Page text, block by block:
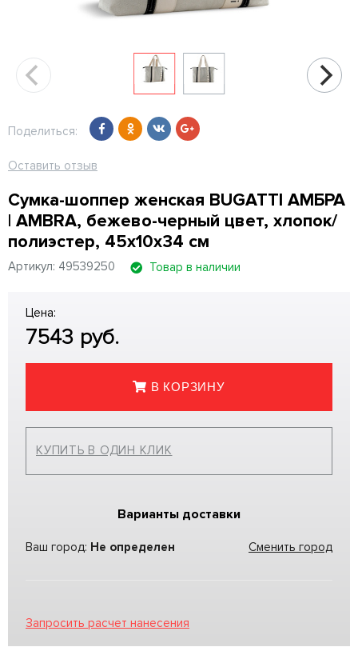
Поделиться:
Оставить отзыв
Сумка-шоппер женская BUGATTI АМБРА
| AMBRA, бежево-черный цвет, хлопок/
полиэстер, 45х10х34 см
Артикул: 49539250 Товар в наличии
Цена:
7543 руб.
В КОРЗИНУ
КУПИТЬ В ОДИН КЛИК
Варианты доставки
Ваш город: Не определен Сменить город
Запросить расчет нанесения